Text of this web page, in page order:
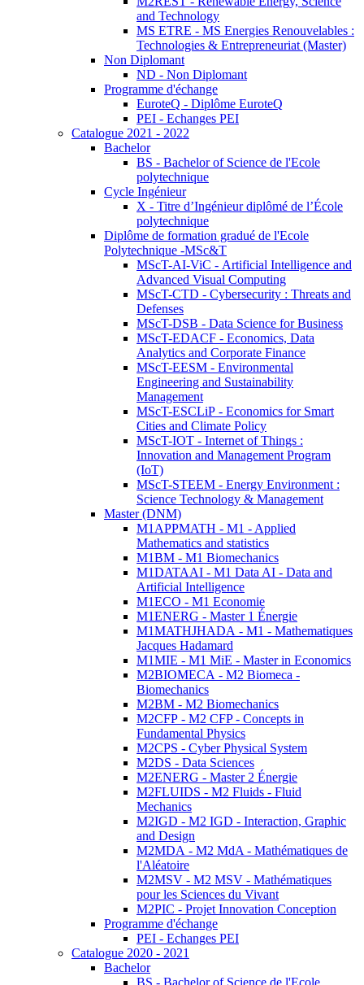
and Technology
MS ETRE - MS Energies Renouvelables :
Technologies & Entrepreneuriat (Master)
Non Diplomant
ND - Non Diplomant
Programme d'échange
EuroteQ - Diplôme EuroteQ
PEI - Echanges PEI
Catalogue 2021 - 2022
Bachelor
BS - Bachelor of Science de l'Ecole
polytechnique
Cycle Ingénieur
X - Titre d’Ingénieur diplômé de l’École
polytechnique
Diplôme de formation gradué de l'Ecole
Polytechnique -MSc&T
MScT-AI-ViC - Artificial Intelligence and
Advanced Visual Computing
MScT-CTD - Cybersecurity : Threats and
Defenses
MScT-DSB - Data Science for Business
MScT-EDACF - Economics, Data
Analytics and Corporate Finance
MScT-EESM - Environmental
Engineering and Sustainability
Management
MScT-ESCLiP - Economics for Smart
Cities and Climate Policy
MScT-IOT - Internet of Things :
Innovation and Management Program
(IoT)
MScT-STEEM - Energy Environment :
Science Technology & Management
Master (DNM)
M1APPMATH - M1 - Applied
Mathematics and statistics
M1BM - M1 Biomechanics
M1DATAAI - M1 Data AI - Data and
Artificial Intelligence
M1ECO - M1 Economie
M1ENERG - Master 1 Énergie
M1MATHJHADA - M1 - Mathematiques
Jacques Hadamard
M1MIE - M1 MiE - Master in Economics
M2BIOMECA - M2 Biomeca -
Biomechanics
M2BM - M2 Biomechanics
M2CFP - M2 CFP - Concepts in
Fundamental Physics
M2CPS - Cyber Physical System
M2DS - Data Sciences
M2ENERG - Master 2 Énergie
M2FLUIDS - M2 Fluids - Fluid
Mechanics
M2IGD - M2 IGD - Interaction, Graphic
and Design
M2MDA - M2 MdA - Mathématiques de
l'Aléatoire
M2MSV - M2 MSV - Mathématiques
pour les Sciences du Vivant
M2PIC - Projet Innovation Conception
Programme d'échange
PEI - Echanges PEI
Catalogue 2020 - 2021
Bachelor
BS - Bachelor of Science de l'Ecole